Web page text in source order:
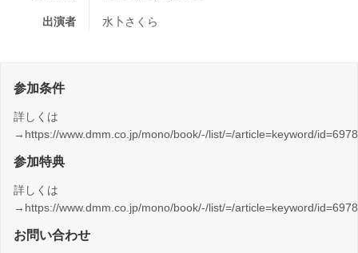
出演者 水卜さくら
参加条件
詳しくは
→https://www.dmm.co.jp/mono/book/-/list/=/article=keyword/
参加特典
詳しくは
→https://www.dmm.co.jp/mono/book/-/list/=/article=keyword/
お問い合わせ